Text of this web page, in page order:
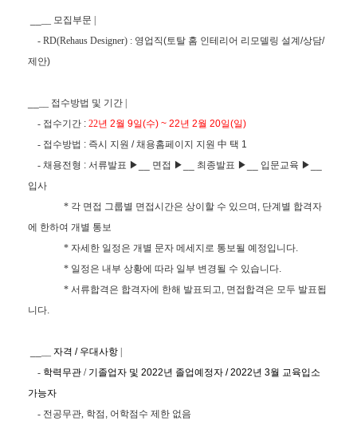
모집부문
- RD(Rehaus Designer) : 영업직(토탈 홈 인테리어 리모델링 설계 /상담/
제안)
접수방법 및 기간
- 접수기간 : 22년 2월 9일(수) ~ 22년 2월 20일(일)
- 접수방법 : 즉시 지원 /채용홈페이지 지원 中 택 1
- 채용전형 : 서류발표 ▶ 면접 ▶ 최종발표 ▶ 입문교육 ▶
입사
* 각 면접 그룹별 면접시간은 상이할 수 있으며 , 단계별 합격자
에 한하여 개별 통보
* 자세한 일정은 개별 문자 메세지로 통보될 예정입니다.
* 일정은 내부 상황에 따라 일부 변경될 수 있습니다.
* 서류합격은 합격자에 한해 발표되고, 면접합격은 모두 발표됩
니다.
자격 / 우대사항
- 학력무관 / 기졸업자 및 2022년 졸업예정자 / 2022년 3월 교육입소
가능자
- 전공무관, 학점 , 어학점수 제한 없음